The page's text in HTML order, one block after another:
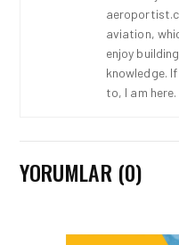
aviation,
enjoy
knowledge.
to, I am
YORUMLAR (0)